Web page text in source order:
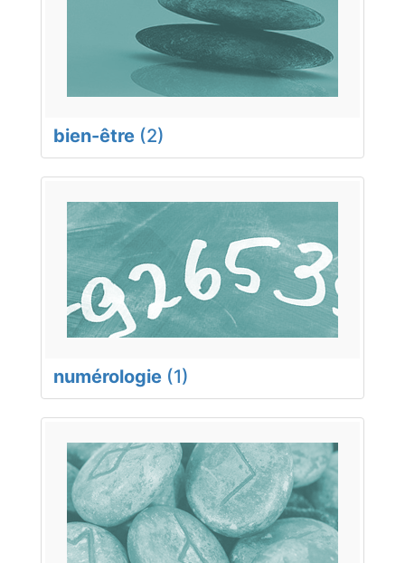
bien-être (2)
numérologie (1)